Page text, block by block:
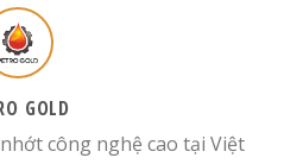
GOLD
công nghệ cao tại Việt